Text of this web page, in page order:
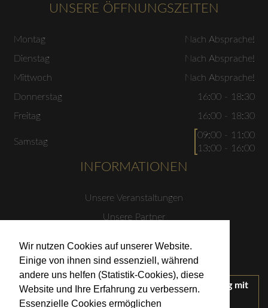
Wir nutzen Cookies auf unserer Website.
Einige von ihnen sind essenziell, während
andere uns helfen (Statistik-Cookies), diese
Website und Ihre Erfahrung zu verbessern.
Essenzielle Cookies ermöglichen
UNSERE ÖFFNUNGSZEITEN
Montag
Nach Absprache!
Dienstag
Nach Absprache!
Mittwoch
Nach Absprache!
Donnerstag
16:00 - 18:30
Freitag
16:00 - 18:30
Samstag
09:00 - 11:00
13:00 - 16:00
INFORMATIONEN
Unsere Veranstaltungen
Unsere Partner
Impressum
Wir treten für einen verantwortungsvollen Umgang mit
Alkohol ein.